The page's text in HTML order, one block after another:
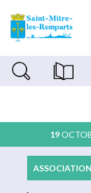
Recherche sur le site
Magazine
19